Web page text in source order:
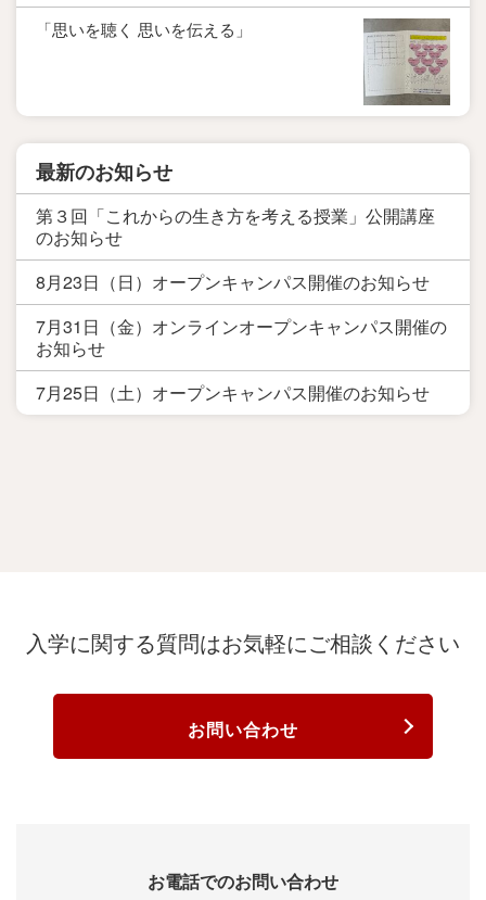
「思いを聴く 思いを伝える」
最新のお知らせ
第３回「これからの生き方を考える授業」公開講座
のお知らせ
8月23日（日）オープンキャンパス開催のお知らせ
7月31日（金）オンラインオープンキャンパス開催の
お知らせ
7月25日（土）オープンキャンパス開催のお知らせ
入学に関する質問はお気軽にご相談ください
お問い合わせ
お電話でのお問い合わせ